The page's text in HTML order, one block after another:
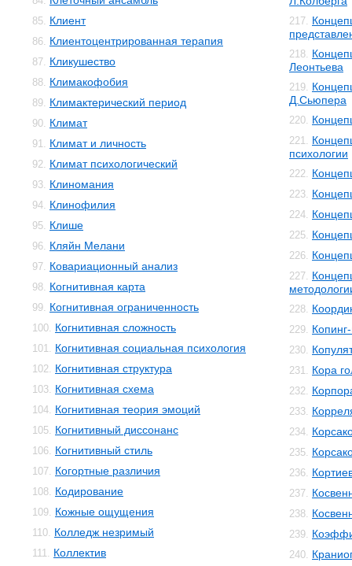
85. Клиент
86. Клиентоцентрированная терапия
87. Кликушество
88. Климакофобия
89. Климактерический период
90. Климат
91. Климат и личность
92. Климат психологический
93. Клиномания
94. Клинофилия
95. Клише
96. Кляйн Мелани
97. Ковариационный анализ
98. Когнитивная карта
99. Когнитивная ограниченность
100. Когнитивная сложность
101. Когнитивная социальная психология
102. Когнитивная структура
103. Когнитивная схема
104. Когнитивная теория эмоций
105. Когнитивный диссонанс
106. Когнитивный стиль
107. Когортные различия
108. Кодирование
109. Кожные ощущения
110. Колледж незримый
111. Коллектив
217.
218.
Леонтьева
219.
Д.Сьюпера
220.
221.
психологии
222.
223.
224.
225.
226.
227.
228.
229.
230.
231. Кора
232.
233.
234.
235.
236.
237.
238.
239.
240.